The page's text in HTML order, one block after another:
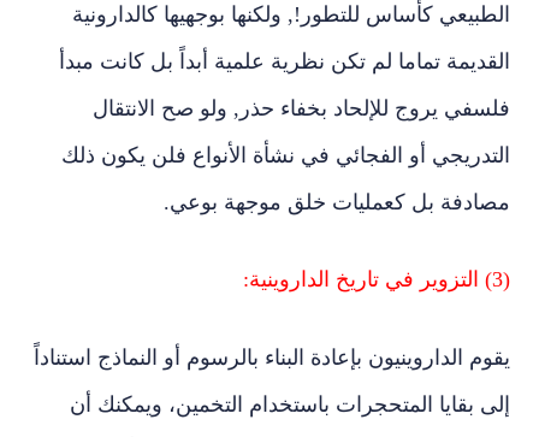
الطبيعي كأساس للتطور!, ولكنها بوجهيها كالدارونية
القديمة تماما لم تكن نظرية علمية أبداً بل كانت مبدأ
فلسفي يروج للإلحاد بخفاء حذر, ولو صح الانتقال
التدريجي أو الفجائي في نشأة الأنواع فلن يكون ذلك
مصادفة بل كعمليات خلق موجهة بوعي.
(3) التزوير في تاريخ الداروينية:
يقوم الداروينيون بإعادة البناء بالرسوم أو النماذج استناداً
إلى بقايا المتحجرات باستخدام التخمين، ويمكنك أن